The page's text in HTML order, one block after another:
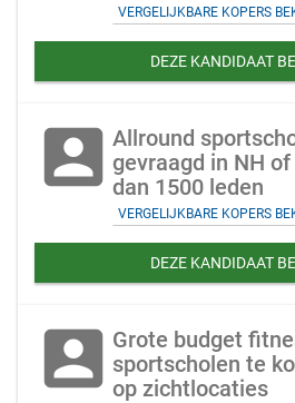
VERGELIJKBARE KOPERS
DEZE KANDIDAAT
account_box Allround
gevraagd in NH
dan 1500 leden
VERGELIJKBARE KOPERS
DEZE KANDIDAAT
account_box Grote budget
sportscholen te
op zichtlocaties